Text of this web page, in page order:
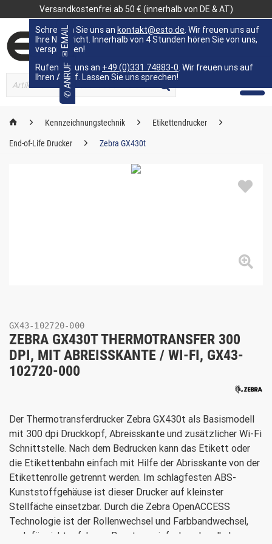
Versandkostenfrei ab 50 € (innerhalb von DE & AT)
Kennzeichnungstechnik Etikettendrucker
End-of-Life Drucker Zebra GX430t
GX43-102720-000
ZEBRA GX430T THERMOTRANSFER 300
DPI, MIT ABREISSKANTE / WI-FI, GX43-
102720-000
Der Thermotransferdrucker Zebra GX430t als Basismodell
mit 300 dpi Druckkopf, Abreisskante und zusätzlicher Wi-Fi
Schnittstelle. Nach dem Bedrucken kann das Etikett oder
die Etikettenbahn einfach mit Hilfe der Abrisskante von der
Etikettenrolle getrennt werden. Im schlagfesten ABS-
Kunststoffgehäuse ist dieser Drucker auf kleinster
Stellfäche einsetzbar. Durch die Zebra OpenACCESS
Technologie ist der Rollenwechsel und Farbbandwechsel,
auch für nicht erfahrene Benutzer, einfach zu handhaben.
✉ EMAIL
Schreiben Sie uns an kontakt@esto.de . Wir freuen uns auf
Ihre Nachricht. Innerhalb von 4 Stunden hören Sie von uns,
versprochen!
✆ ANRUF
Rufen Sie uns an +49 (0)331 74883-0 . Wir freuen uns auf
Ihren Anruf. Lassen Sie uns sprechen!